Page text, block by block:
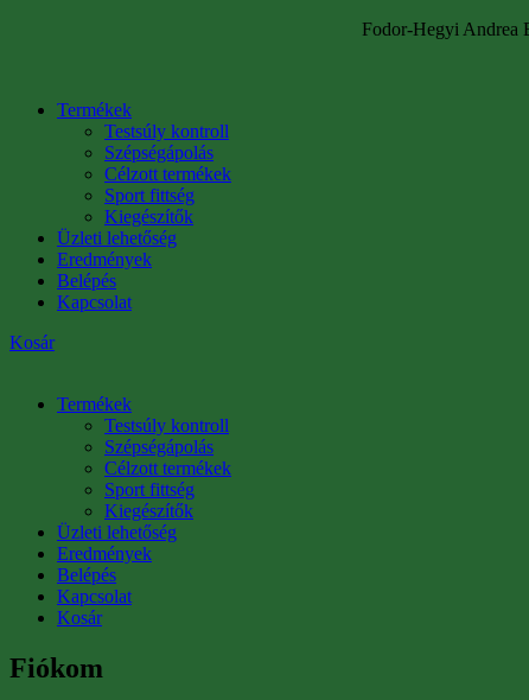
Fodor-Hegyi Andrea
Termékek
Testsúly kontroll
Szépségápolás
Célzott termékek
Sport fittség
Kiegészítők
Üzleti lehetőség
Eredmények
Belépés
Kapcsolat
Kosár
Termékek
Testsúly kontroll
Szépségápolás
Célzott termékek
Sport fittség
Kiegészítők
Üzleti lehetőség
Eredmények
Belépés
Kapcsolat
Kosár
Fiókom